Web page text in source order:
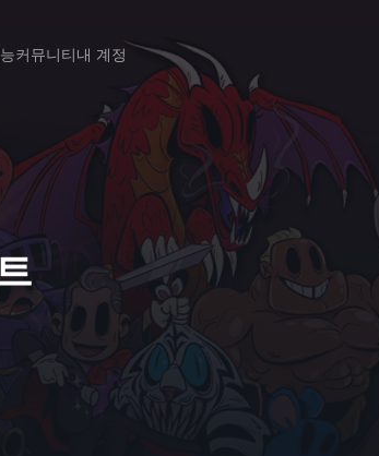
커뮤니티내 계정